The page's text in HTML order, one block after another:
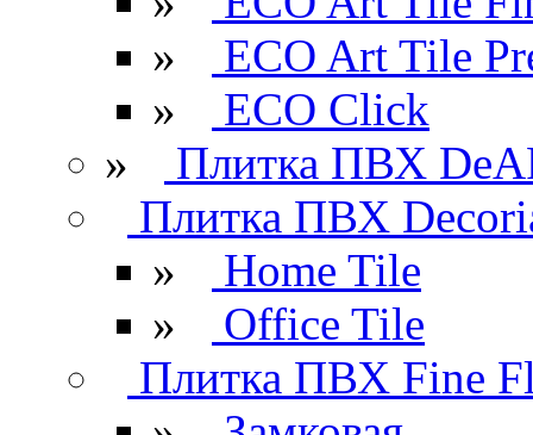
»
ECO Art Tile
»
ECO Click
»
Плитка ПВХ
Плитка ПВХ
»
Home Tile
»
Office Tile
Плитка ПВХ Fine